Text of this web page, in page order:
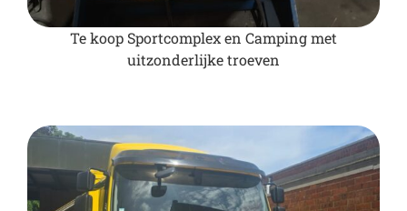
Te koop Sportcomplex en Camping met
uitzonderlijke troeven